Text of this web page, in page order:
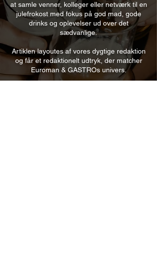
at samle venner, kolleger eller netværk til en
julefrokost med fokus på god mad, gode
drinks og oplevelser ud over det
sædvanlige.
Artiklen layoutes af vores dygtige redaktion
og får et redaktionelt udtryk, der matcher
Euroman & GASTROs univers.